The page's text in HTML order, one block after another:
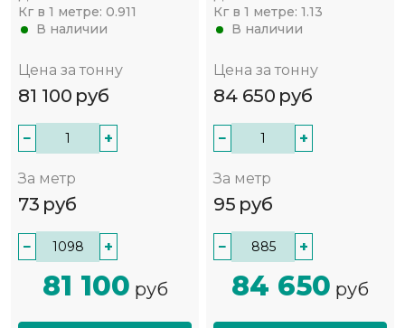
Кг в 1 метре: 0.911
В наличии
Цена за тонну
81 100 руб
− +
За метр
73 руб
− +
81 100 руб
Кг в 1 метре: 1.13
В наличии
Цена за тонну
84 650 руб
− +
За метр
95 руб
− +
84 650 руб